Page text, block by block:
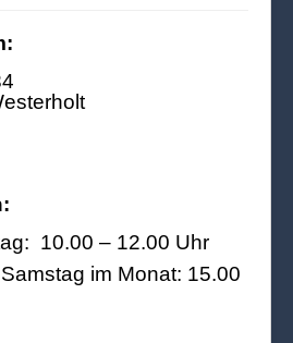
10.00 – 12.00 Uhr
im Monat: 15.00